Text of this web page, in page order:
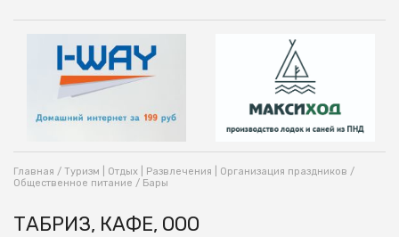
Главная / Туризм | Отдых | Развлечения | Организация праздников /
Общественное питание / Бары
ТАБРИЗ, КАФЕ, ООО